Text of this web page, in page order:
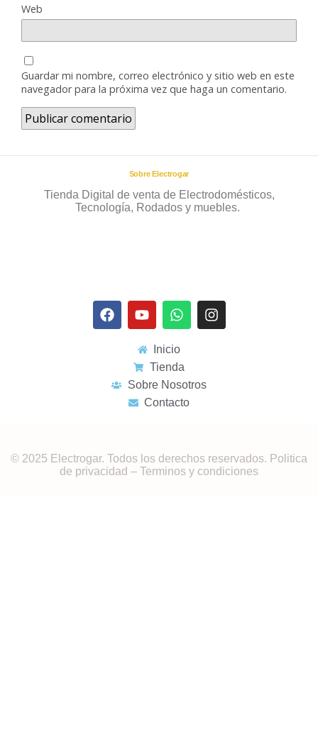
Web
Guardar mi nombre, correo electrónico y sitio web en este
navegador para la próxima vez que haga un comentario.
Sobre Electrogar
Tienda Digital de venta de Electrodomésticos,
Tecnología, Rodados y muebles.
Inicio
Tienda
Sobre Nosotros
Contacto
© 2025 Electrogar. Todos los derechos reservados. Politica
de privacidad – Terminos y condiciones